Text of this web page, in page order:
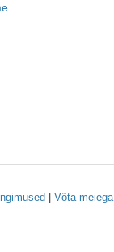
Võta meiega